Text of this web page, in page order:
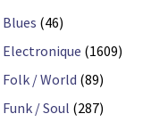
Blues (46)
Electronique (1609)
Folk / World (89)
Funk / Soul (287)